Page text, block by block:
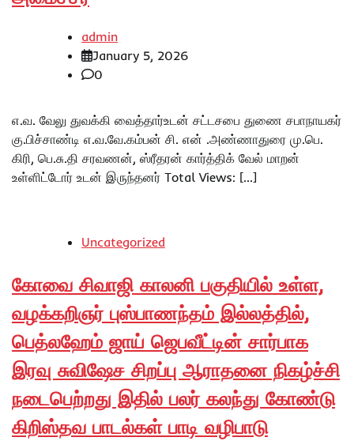
admin
January 5, 2026
0
எ.வ. வேலு துவக்கி வைத்தார்உடன் சட்டசபை துணை சபாநாயகர்
கு.பிச்சாண்டி எ.வ.வே.கம்பன் சி. என் .அண்ணாதுரை மு.பெ.
கிரி, பெ.சு.தி சரவணன், ஸ்ரீதரன் கார்த்திக் வேல் மாறன்
உள்ளிட்டோர் உடன் இருந்தனர் Total Views: […]
Uncategorized
கோவை சிவாஜி காலனி பகுதியில் உள்ள,
வழக்கறிஞர் புஸ்பாணந்தம் இல்லத்தில்,
பெத்லஹேம் ஜாய் ஜெபவீட்டின் சார்பாக
இரவு சுவிஷேச சிறப்பு ஆராதனை நிகழ்ச்சி
நடைபெற்றது இதில் பலர் கலந்து கோண்டு
கிறிஸ்தவ பாடல்கள் பாடி வழிபாடு